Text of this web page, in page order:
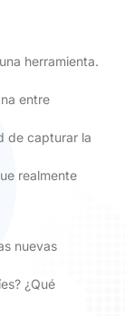
herramienta.
entre
de capturar la
realmente
nuevas
¿Qué